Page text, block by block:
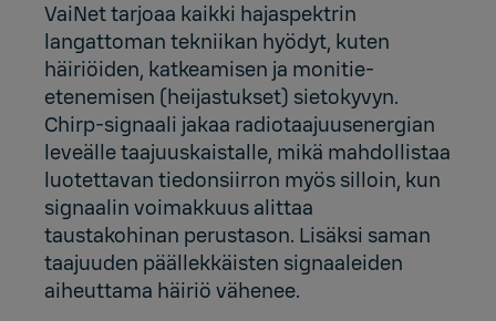
VaiNet tarjoaa kaikki hajaspektrin
langattoman tekniikan hyödyt, kuten
häiriöiden, katkeamisen ja monitie-
etenemisen (heijastukset) sietokyvyn.
Chirp-signaali jakaa radiotaajuusenergian
leveälle taajuuskaistalle, mikä mahdollistaa
luotettavan tiedonsiirron myös silloin, kun
signaalin voimakkuus alittaa
taustakohinan perustason. Lisäksi saman
taajuuden päällekkäisten signaaleiden
aiheuttama häiriö vähenee.